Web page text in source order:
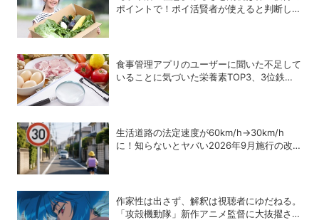
ポイントで！ポイ活賢者が使えると判断した
食事管理アプリのユーザーに聞いた不足して
いることに気づいた栄養素TOP3、3位鉄、2
生活道路の法定速度が60km/h→30km/h
に！知らないとヤバい2026年9月施行の改
作家性は出さず、解釈は視聴者にゆだねる。
「攻殻機動隊」新作アニメ監督に大抜擢され